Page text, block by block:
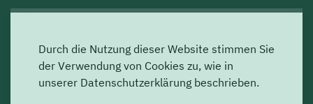
Impressum
Durch die Nutzung dieser Website stimmen Sie
der Verwendung von Cookies zu, wie in
unserer Datenschutzerklärung beschrieben.